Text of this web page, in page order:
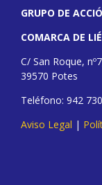
GRUPO DE
COMARCA DE
C/ San Roque,
39570 Potes
Teléfono: 942
Aviso Legal |